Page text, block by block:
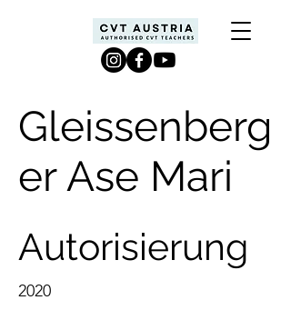
Gleissenberg
er Ase Mari
Autorisierung
2020